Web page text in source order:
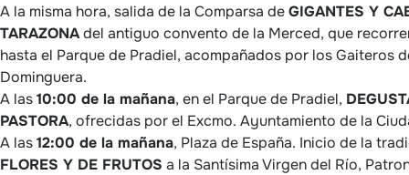
A la misma hora, salida de la Comparsa deGIGANTES Y
TARAZONAdel antiguo convento de la Merced, que
hasta el Parque de Pradiel, acompañados por los Gaiteros
Dominguera.
A las10:00 de la mañana, en el Parque de Pradiel,
PASTORA, ofrecidas por el Excmo. Ayuntamiento de la
A las12:00 de la mañana, Plaza de España. Inicio de la
FLORES Y DE FRUTOS a la Santísima Virgen del Río,